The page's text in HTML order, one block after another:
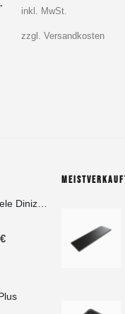
mit 3 Ebenen
inkl. MwSt.
zzgl. Versandkosten
Modulare Medienstele Dinizia - Basic | Additional Setup
€